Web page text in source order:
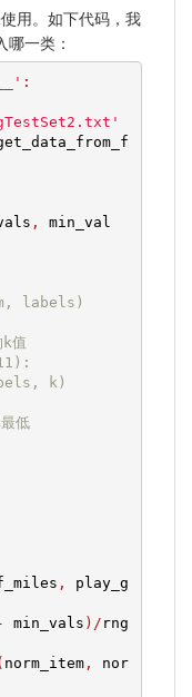
用。如下代码，我
一类：
:
,
min_val
labels)
k值
k)
低
,
play_g
min_vals )/ rng
norm_item,
nor